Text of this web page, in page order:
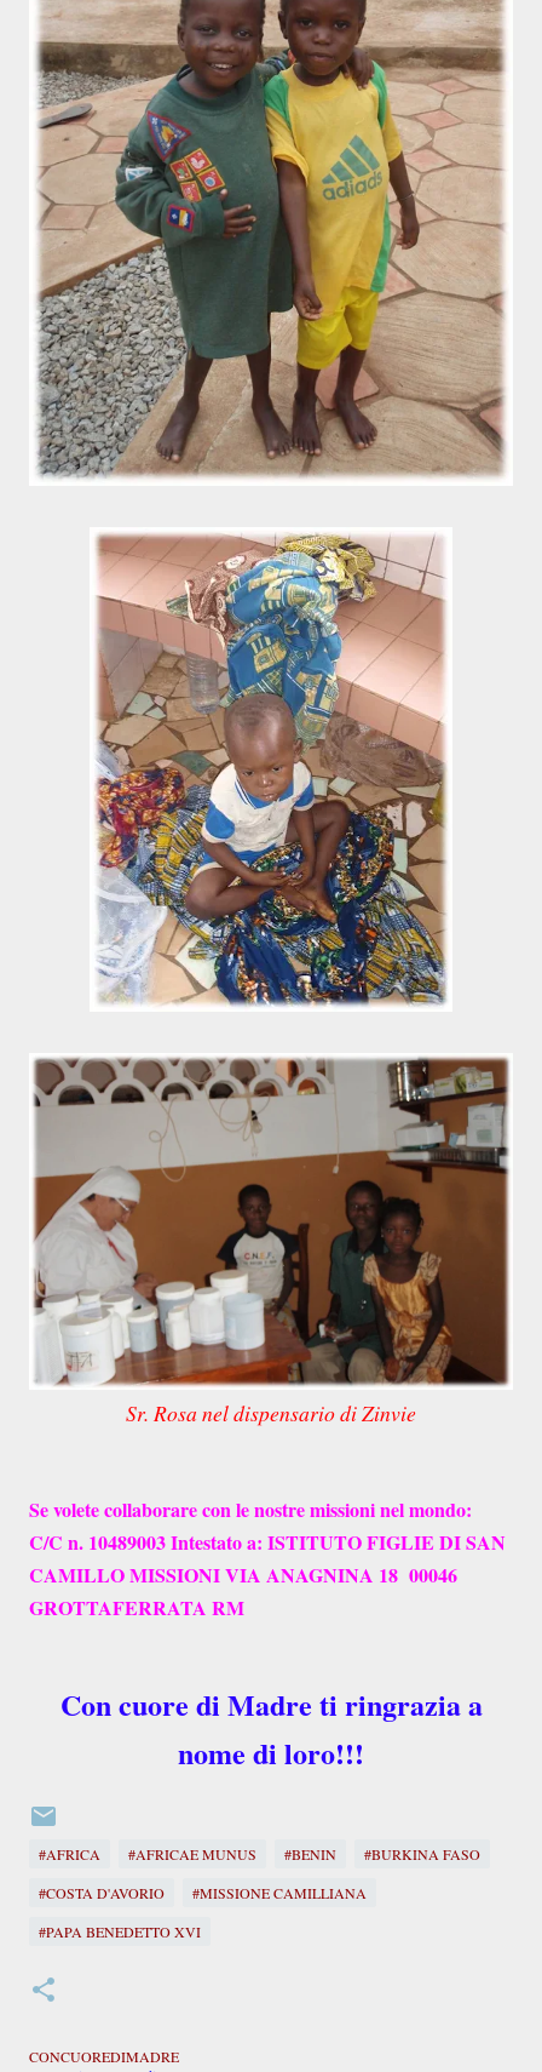
Sr. Rosa nel dispensario di Zinvie
Se volete collaborare con le nostre missioni nel mondo:
C/C n. 10489003 Intestato a: ISTITUTO FIGLIE DI SAN
CAMILLO MISSIONI VIA ANAGNINA 18 00046
GROTTAFERRATA RM
Con cuore di Madre ti ringrazia a
nome di loro!!!
#AFRICA #AFRICAE MUNUS #BENIN
#BURKINA FASO
#COSTA D'AVORIO
#MISSIONE CAMILLIANA
#PAPA BENEDETTO XVI
CONCUOREDIMADRE